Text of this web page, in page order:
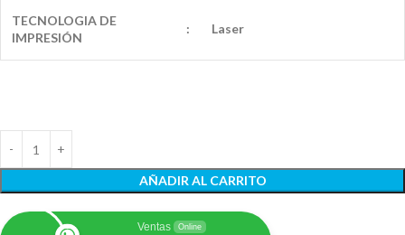
TECNOLOGIA DE
IMPRESIÓN
: Laser
AÑADIR AL CARRITO
Ventas Online